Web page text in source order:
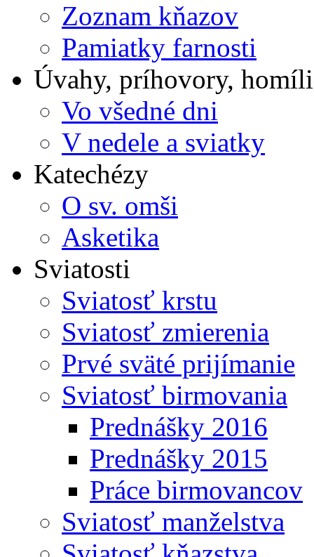
Zoznam kňazov
Pamiatky farnosti
Úvahy, príhovory,
Vo všedné dni
V nedele a sviatky
Katechézy
O sv. omši
Asketika
Sviatosti
Sviatosť krstu
Sviatosť zmierenia
Prvé sväté prijímanie
Sviatosť birmovania
Prednášky 2016
Prednášky 2015
Práce birmovancov
Sviatosť manželstva